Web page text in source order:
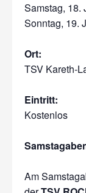
Samstag, 18.
Sonntag, 19.
Ort:
TSV Kareth-
Eintritt:
Kostenlos
Am